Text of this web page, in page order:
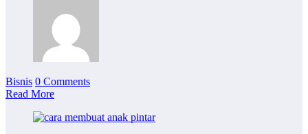
Bisnis 0 Comments
Read More